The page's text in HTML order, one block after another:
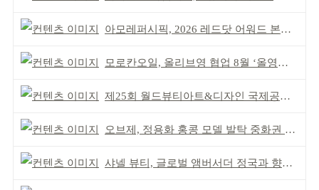
아모레퍼시픽, 2026 레드닷 어워드 본상 2개 수상
모로칸오일, 올리브영 협업 8월 ‘올영픽’ 선정
제25회 월드뷰티아트&디자인 국제공모전 시상식 성황
오브제, 정용화 홍콩 모델 발탁 중화권 공략 강화
샤넬 뷰티, 글로벌 앰버서더 정국과 향수 캠페인 공개